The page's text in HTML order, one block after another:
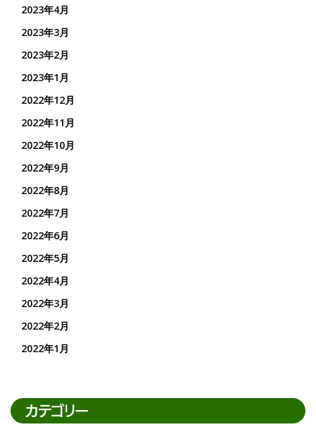
2023年4月
2023年3月
2023年2月
2023年1月
2022年12月
2022年11月
2022年10月
2022年9月
2022年8月
2022年7月
2022年6月
2022年5月
2022年4月
2022年3月
2022年2月
2022年1月
カテゴリー